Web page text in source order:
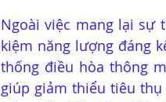
Ngoài việc mang lại sự
kiệm năng lượng đáng
thống điều hòa thông
giúp giảm thiểu tiêu